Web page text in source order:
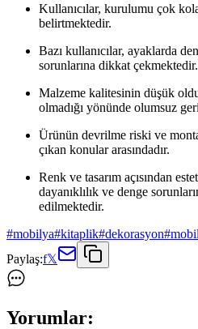
Kullanıcılar, kurulumu çok
belirtmektedir.
Bazı kullanıcılar, ayaklarda
sorunlarına dikkat çekmektedir.
Malzeme kalitesinin düşük
olmadığı yönünde olumsuz
Ürünün devrilme riski ve
çıkan konular arasındadır.
Renk ve tasarım açısından
dayanıklılık ve denge
edilmektedir.
#mobilya#kitaplik#dekorasyon#
Paylaş:f𝕏
Yorumlar: